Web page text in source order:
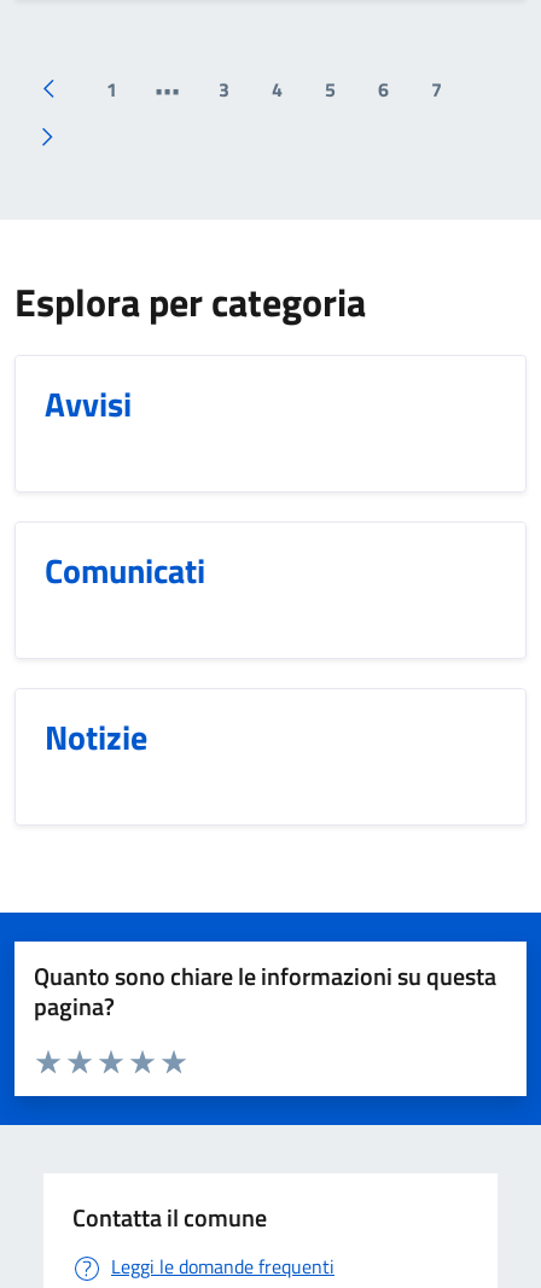
Previous page
First page
1 ••• 3 4 5 6 7
Next page
Esplora per categoria
Avvisi
Comunicati
Notizie
Quanto sono chiare le informazioni su questa
pagina?
Valuta da 1 a 5 stelle la pagina
Valuta 5 stelle su 5
Valuta 4 stelle su 5
Valuta 3 stelle su 5
Valuta 2 stelle su 5
Valuta 1 stelle su 5
Contatta il comune
Leggi le domande frequenti